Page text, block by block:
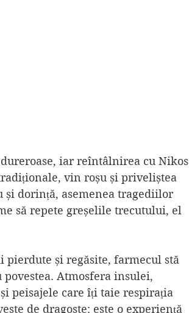
iar reîntâlnirea cu Nikos
vin roșu și priveliștea
dorință, asemenea tragediilor
să repete greșelile trecutului, el
și regăsite, farmecul stă
Atmosfera insulei,
peisajele care îți taie respirația
de dragoste: este o experiență